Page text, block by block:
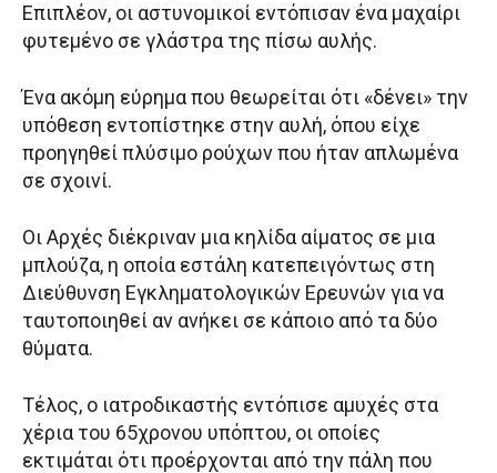
Επιπλέον, οι αστυνομικοί εντόπισαν ένα μαχαίρι
φυτεμένο σε γλάστρα της πίσω αυλής.
Ένα ακόμη εύρημα που θεωρείται ότι «δένει» την
υπόθεση εντοπίστηκε στην αυλή, όπου είχε
προηγηθεί πλύσιμο ρούχων που ήταν απλωμένα
σε σχοινί.
Οι Αρχές διέκριναν μια κηλίδα αίματος σε μια
μπλούζα, η οποία εστάλη κατεπειγόντως στη
Διεύθυνση Εγκληματολογικών Ερευνών για να
ταυτοποιηθεί αν ανήκει σε κάποιο από τα δύο
θύματα.
Τέλος, ο ιατροδικαστής εντόπισε αμυχές στα
χέρια του 65χρονου υπόπτου, οι οποίες
εκτιμάται ότι προέρχονται από την πάλη που